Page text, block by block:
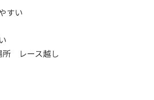
すい
レース越し